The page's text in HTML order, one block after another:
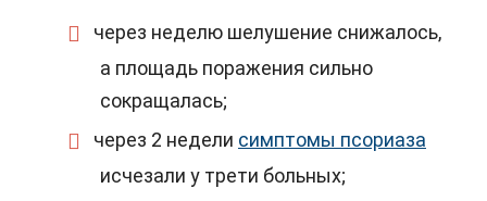
через неделю шелушение снижалось,
а площадь поражения сильно
сокращалась;
через 2 недели симптомы псориаза
исчезали у трети больных;